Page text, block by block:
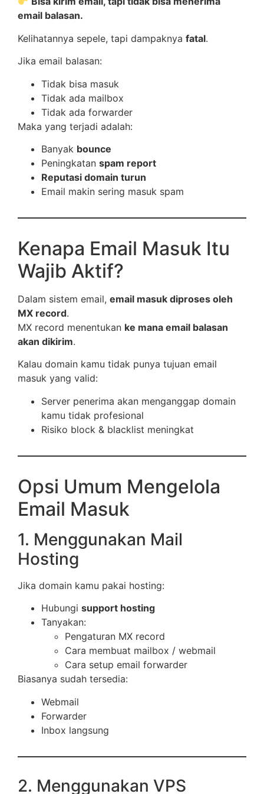
email balasan.
Kelihatannya sepele, tapi dampaknya fatal.
Jika email balasan:
Tidak bisa masuk
Tidak ada mailbox
Tidak ada forwarder
Maka yang terjadi adalah:
Banyak bounce
Peningkatan spam report
Reputasi domain turun
Email makin sering masuk spam
Kenapa Email Masuk Itu
Wajib Aktif?
Dalam sistem email, email masuk diproses oleh
MX record.
MX record menentukan ke mana email balasan
akan dikirim.
Kalau domain kamu tidak punya tujuan email
masuk yang valid:
Server penerima akan menganggap domain
kamu tidak profesional
Risiko block & blacklist meningkat
Opsi Umum Mengelola
Email Masuk
1. Menggunakan Mail
Hosting
Jika domain kamu pakai hosting:
Hubungi support hosting
Tanyakan:
Pengaturan MX record
Cara membuat mailbox / webmail
Cara setup email forwarder
Biasanya sudah tersedia:
Webmail
Forwarder
Inbox langsung
2. Menggunakan VPS